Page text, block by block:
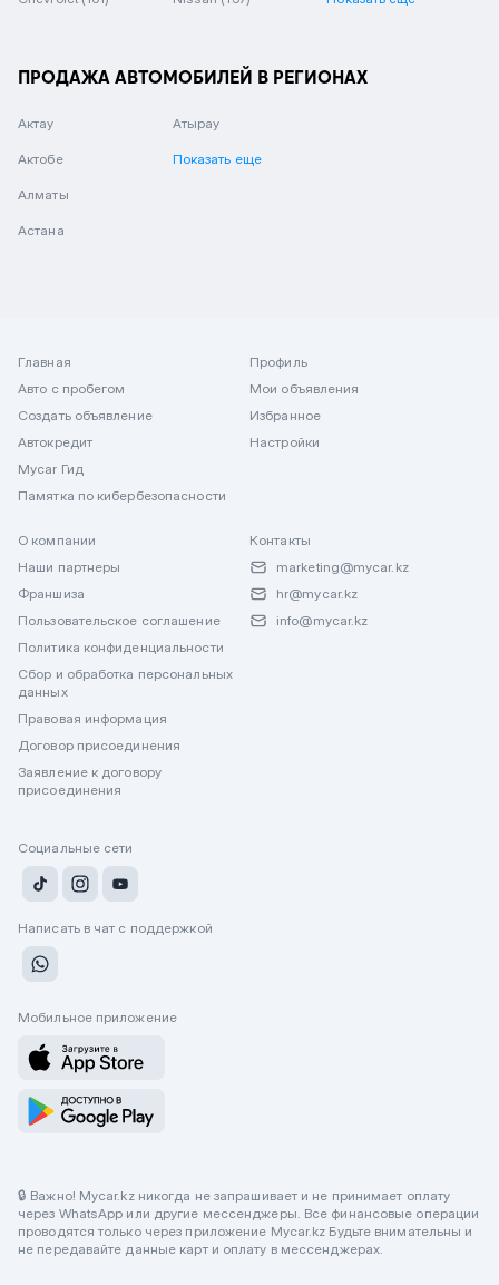
ПРОДАЖА АВТОМОБИЛЕЙ В РЕГИОНАХ
Актау
Актобе
Алматы
Астана
Атырау
Показать еще
Главная
Авто с пробегом
Создать объявление
Автокредит
Mycar Гид
Памятка по кибербезопасности
Профиль
Мои объявления
Избранное
Настройки
О компании
Наши партнеры
Франшиза
Пользовательское соглашение
Политика конфиденциальности
Сбор и обработка персональных
данных
Правовая информация
Договор присоединения
Заявление к договору
присоединения
Контакты
marketing@mycar.kz
hr@mycar.kz
info@mycar.kz
Социальные сети
Написать в чат с поддержкой
Мобильное приложение
🔒 Важно! Mycar.kz никогда не запрашивает и не принимает оплату
через WhatsApp или другие мессенджеры. Все финансовые операции
проводятся только через приложение Mycar.kz Будьте внимательны и
не передавайте данные карт и оплату в мессенджерах.